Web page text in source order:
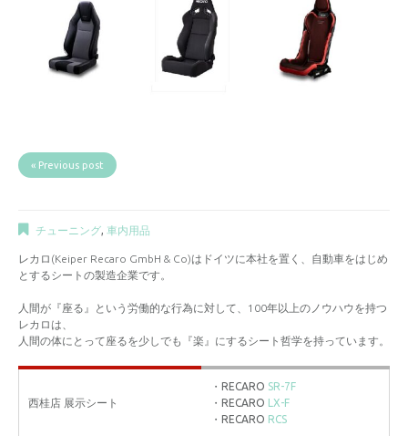
« Previous post
チューニング, 車内用品
レカロ(Keiper Recaro GmbH & Co)はドイツに本社を置く、自動車をはじめ
とするシートの製造企業です。
人間が『座る』という労働的な行為に対して、100年以上のノウハウを持つ
レカロは、
人間の体にとって座るを少しでも『楽』にするシート哲学を持っています。
西桂店 展示シート
・RECARO SR-7F
・RECARO
LX-F
・RECARO RCS